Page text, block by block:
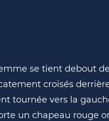
se tient debout
croisés
tournée vers la
un chapeau rouge